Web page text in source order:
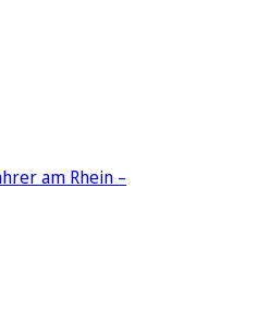
am Rhein –